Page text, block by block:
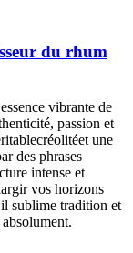
du rhum
vibrante de
passion et
une
des phrases
intense et
vos horizons
sublime tradition et